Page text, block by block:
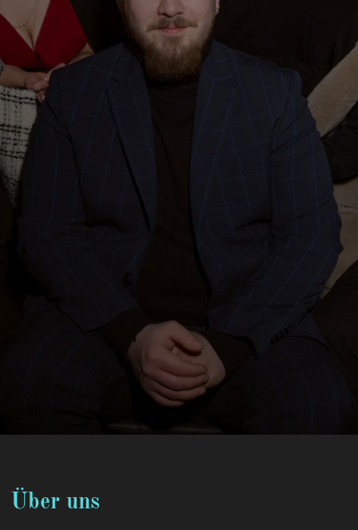
Über uns